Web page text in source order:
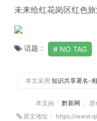
未来给红花岗区红色
话题： NO TAG
本文采用 知识共享署名-
本文由「 黔新网 」
原文地址： https://